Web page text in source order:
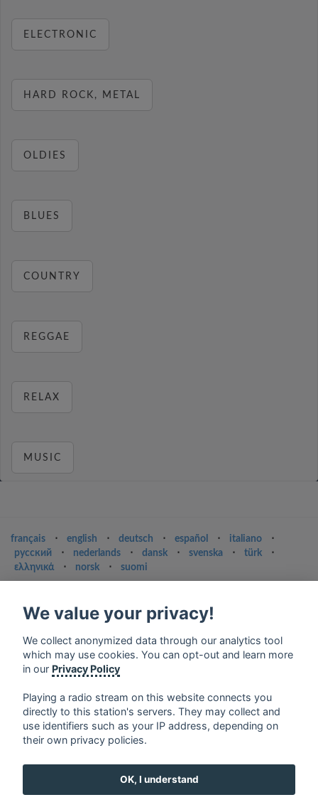
ELECTRONIC
HARD ROCK, METAL
OLDIES
BLUES
COUNTRY
REGGAE
RELAX
MUSIC
français ⋅ english ⋅ deutsch ⋅ español ⋅ italiano
⋅
русский
⋅ nederlands ⋅ dansk ⋅ svenska ⋅ türk
⋅
ελληνικά
⋅ norsk ⋅ suomi
Terms of service
Privacy Policy
Google Play and the Google Play logo are trademarks of Google Inc.
We value your privacy!
We collect anonymized data through our analytics tool
which may use cookies. You can opt-out and learn more
in our Privacy Policy
Playing a radio stream on this website connects you
directly to this station's servers. They may collect and
use identifiers such as your IP address, depending on
their own privacy policies.
OK, I understand